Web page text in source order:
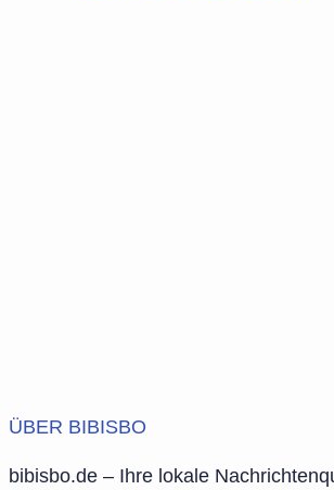
ÜBER BIBISBO
bibisbo.de – Ihre lokale